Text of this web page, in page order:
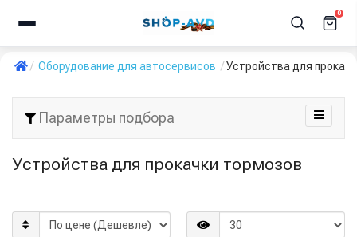
0
Оборудование для автосервисов Устройства для
Параметры подбора
Устройства для прокачки тормозов